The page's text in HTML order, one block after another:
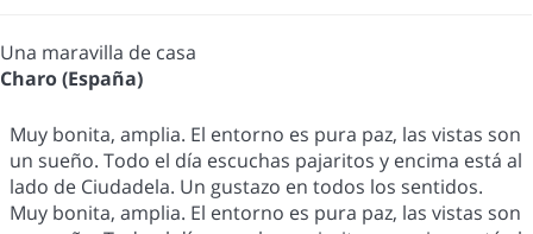
Una maravilla de casa
Charo (España)
Muy bonita, amplia. El entorno es pura paz, las vistas son
un sueño. Todo el día escuchas pajaritos y encima está al
lado de Ciudadela. Un gustazo en todos los sentidos.
Muy bonita, amplia. El entorno es pura paz, las vistas son